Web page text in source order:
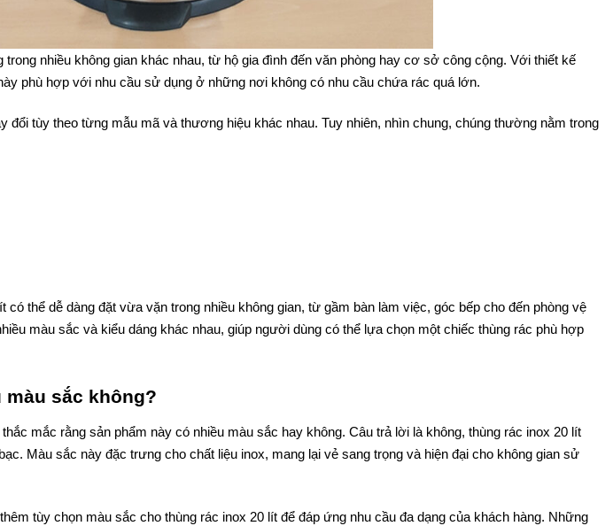
nhiều không gian khác nhau, từ hộ gia đình đến văn phòng hay cơ sở công cộng. Với thiết kế
phù hợp với nhu cầu sử dụng ở những nơi không có nhu cầu chứa rác quá lớn.
đổi tùy theo từng mẫu mã và thương hiệu khác nhau. Tuy nhiên, nhìn chung, chúng thường nằm trong
thể dễ dàng đặt vừa vặn trong nhiều không gian, từ gầm bàn làm việc, góc bếp cho đến phòng vệ
màu sắc và kiểu dáng khác nhau, giúp người dùng có thể lựa chọn một chiếc thùng rác phù hợp
sắc không?
mắc rằng sản phẩm này có nhiều màu sắc hay không. Câu trả lời là không, thùng rác inox 20 lít
Màu sắc này đặc trưng cho chất liệu inox, mang lại vẻ sang trọng và hiện đại cho không gian sử
tùy chọn màu sắc cho thùng rác inox 20 lít để đáp ứng nhu cầu đa dạng của khách hàng. Những